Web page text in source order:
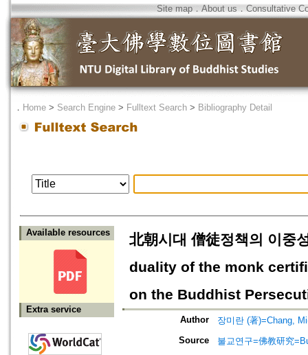
Site map．About us ． Consultative
． Home > Search Engine > Fulltext Search > Bibliography Detail
Available resources
Extra service
北朝시대 僧徒정책의 이중
duality of the monk
on the Buddhist
Author
장미란 (著)=Chang,
Source
불교연구=佛教研究